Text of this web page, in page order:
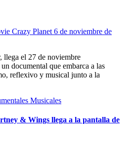
Crazy Planet 6 de noviembre de
documental que embarca a las
reflexivo y musical junto a la
Musicales
& Wings llega a la pantalla de